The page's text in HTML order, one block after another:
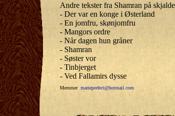
Andre tekster fra Shamran på
- Der var en konge i Østerland
- En jomfru, skønjomfru
- Mangors ordre
- Når dagen hun gråner
- Shamran
- Søster vor
- Tinbjerget
- Ved Fallamirs dysse
Memmer marieprefect@hotmail.com